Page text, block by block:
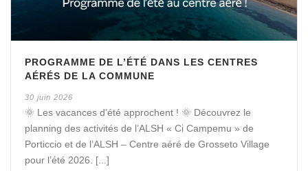
PROGRAMME DE L’ÉTÉ DANS LES CENTRES
AÉRÉS DE LA COMMUNE
30 juin 2026
🌞 Les vacances d’été approchent ! 🌞 Découvrez le
planning des activités de l’ALSH « Ci Campemu » de
Porticcio et de l’ALSH – Centre aéré de Grosseto Village
pour l’été 2026. [...]